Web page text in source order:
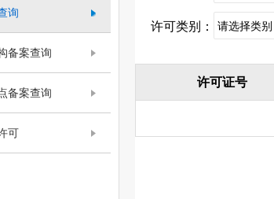
询
备案查询
备案查询
可
许可类别：
许可证号